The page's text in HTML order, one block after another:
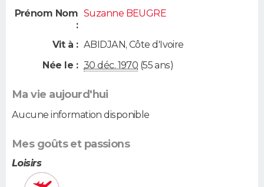
Prénom Nom
:
Suzanne BEUGRE
Vit à : ABIDJAN, Côte d'Ivoire
Née le : 30 déc. 1970 (55 ans)
Ma vie aujourd'hui
Aucune information disponible
Mes goûts et passions
Loisirs